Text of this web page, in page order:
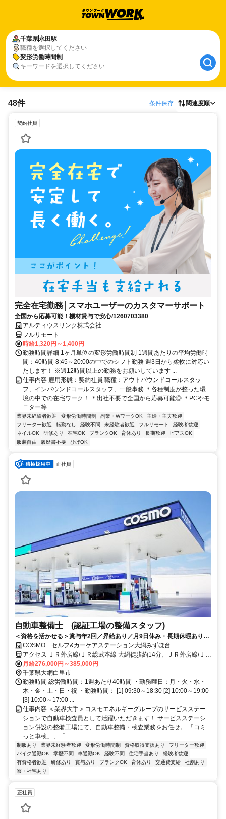
千葉県永田駅
職種を選択してください
変形労働時間制
キーワードを選択してください
48件 条件保存 関連度順
契約社員
完全在宅勤務│スマホユーザーのカスタマーサポート
全国から応募可能！機材貸与で安心/1260703380
アルティウスリンク株式会社
フルリモート
時給1,320円～1,400円
勤務時間詳細 1ヶ月単位の変形労働時間制 1週間あたりの平均労働時
間：40時間 8:45～20:00の中でのシフト勤務 週3日から柔軟に対応い
たします！ ※週12時間以上の勤務をお願いしています ...
仕事内容 雇用形態：契約社員 職種：アウトバウンドコールスタッ
フ、インバウンドコールスタッフ、一般事務 ＊各種制度が整った環
境の中での在宅ワーク！ ＊出社不要で全国から応募可能◎ ＊PCやモ
ニター等...
業界未経験者歓迎 変形労働時間制 副業・WワークOK
主婦・主夫歓迎
フリーター歓迎
転勤なし 経験不問 未経験者歓迎 フルリモート
経験者歓迎
ネイルOK
研修あり 在宅OK ブランクOK 育休あり 長期歓迎
ピアスOK
服装自由
履歴書不要 ひげOK
正社員
自動車整備士 (認証工場の整備スタッフ)
＜資格を活かせる＞賞与年2回／昇給あり／月9日休み・長期休暇あり／
残業20時間以内／福利厚生や制度も充実◎／資格取得支援制度あり
COSMO セルフ&カーケアステーション大網みずほ台
アクセス ＪＲ外房線/ＪＲ総武本線 大網徒歩約14分、ＪＲ外房線/ＪＲ
総武本線 大網徒歩約14分、ＪＲ外房線/ＪＲ総武本線 永田（千葉県）
徒歩約18分 大網駅から徒歩14分
月給276,000円～385,000円
千葉県大網白里市
勤務時間 総労働時間：1週あたり40時間 ・勤務曜日：月・火・水・
木・金・土・日・祝 ・勤務時間： [1] 09:30～18:30 [2] 10:00～19:00
[3] 10:00～17:00 ...
仕事内容 ＜業界大手＞コスモエネルギーグループのサービスステー
ションで自動車検査員として活躍いただきます！ サービスステーシ
ョン併設の整備工場にて、自動車整備・検査業務をお任せ。 「コミ
っと車検」、「...
制服あり 業界未経験者歓迎 変形労働時間制 資格取得支援あり
フリーター歓迎
バイク通勤OK
学歴不問 車通勤OK 経験不問 住宅手当あり
経験者歓迎
有資格者歓迎
研修あり 賞与あり ブランクOK 育休あり 交通費支給
社割あり
寮・社宅あり
正社員